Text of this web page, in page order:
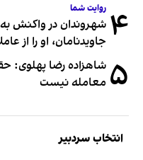
۴ روایت شما
شهروندان در واکنش به
جاویدنامان، او را از
۵ شاهزاده رضا پهلوی:
معامله نیست
انتخاب سردبیر